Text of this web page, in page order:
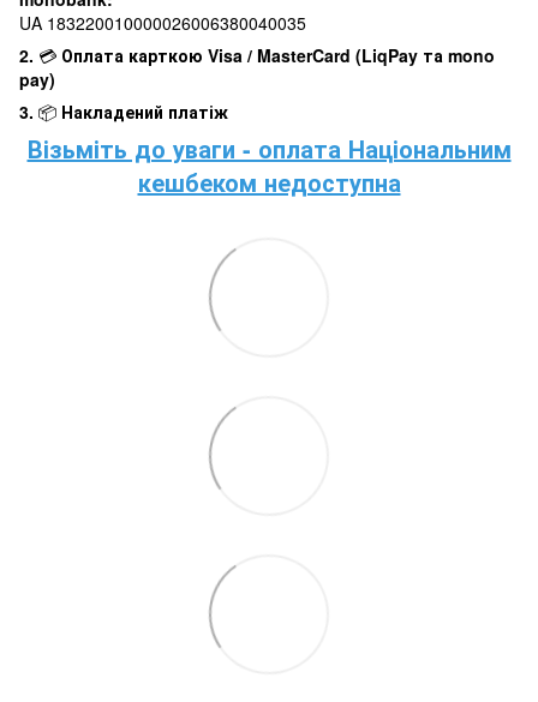
UA 183220010000026006380040035
2. 💳 Оплата карткою Visa / MasterCard (LiqPay та mono
pay)
3. 📦 Накладений платіж
Візьміть до уваги - оплата Національним
кешбеком недоступна